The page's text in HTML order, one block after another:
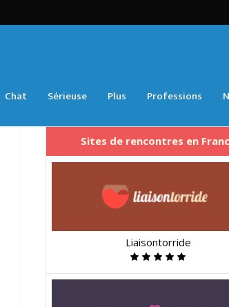
Chat Sérieuse Plus Professions
Sites de rencontres en
Liaisontorride